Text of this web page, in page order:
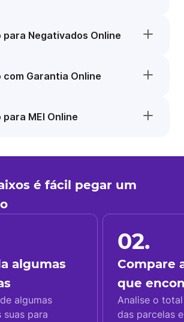
para Negativados Online
com Garantia Online
MEI Online
é fácil pegar um
algumas
algumas
suas para
02.
Compare
que
Analise o
das parcelas